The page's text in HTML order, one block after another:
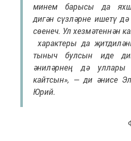
минем барысы да
дигән сүзләрне ишетү
сөенеч. Ул хезмәтеннән
характеры да
тыныч булсын иде
әниләрнең дә уллары
кайтсын», — ди әнисе
Юрий.